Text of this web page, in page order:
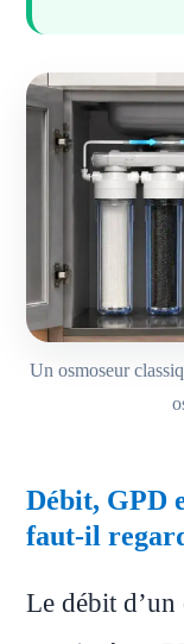
Un osmoseur
Débit, GPD
faut-il
Le débit d’un